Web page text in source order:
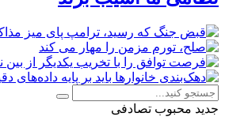
جدید محبوب تصادفی